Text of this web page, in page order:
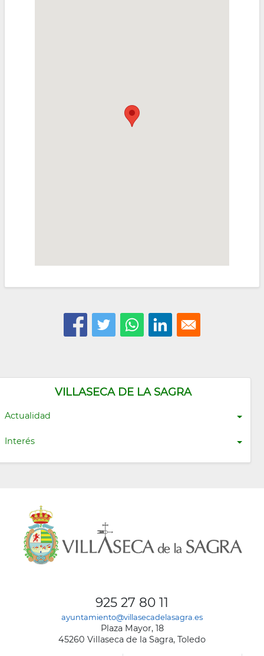
VILLASECA DE LA SAGRA
Actualidad
Interés
925 27 80 11
ayuntamiento@villasecadelasagra.es
Plaza Mayor, 18
45260 Villaseca de la Sagra, Toledo